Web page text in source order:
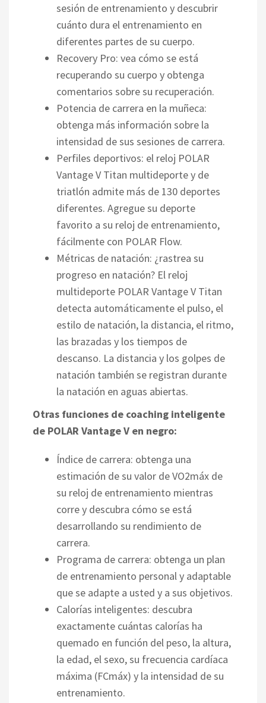
sesión de entrenamiento y descubrir
cuánto dura el entrenamiento en
diferentes partes de su cuerpo.
Recovery Pro: vea cómo se está
recuperando su cuerpo y obtenga
comentarios sobre su recuperación.
Potencia de carrera en la muñeca:
obtenga más información sobre la
intensidad de sus sesiones de carrera.
Perfiles deportivos: el reloj POLAR
Vantage V Titan multideporte y de
triatlón admite más de 130 deportes
diferentes. Agregue su deporte
favorito a su reloj de entrenamiento,
fácilmente con POLAR Flow.
Métricas de natación: ¿rastrea su
progreso en natación? El reloj
multideporte POLAR Vantage V Titan
detecta automáticamente el pulso, el
estilo de natación, la distancia, el ritmo,
las brazadas y los tiempos de
descanso. La distancia y los golpes de
natación también se registran durante
la natación en aguas abiertas.
Otras funciones de coaching inteligente
de POLAR Vantage V en negro:
Índice de carrera: obtenga una
estimación de su valor de VO2máx de
su reloj de entrenamiento mientras
corre y descubra cómo se está
desarrollando su rendimiento de
carrera.
Programa de carrera: obtenga un plan
de entrenamiento personal y adaptable
que se adapte a usted y a sus objetivos.
Calorías inteligentes: descubra
exactamente cuántas calorías ha
quemado en función del peso, la altura,
la edad, el sexo, su frecuencia cardíaca
máxima (FCmáx) y la intensidad de su
entrenamiento.